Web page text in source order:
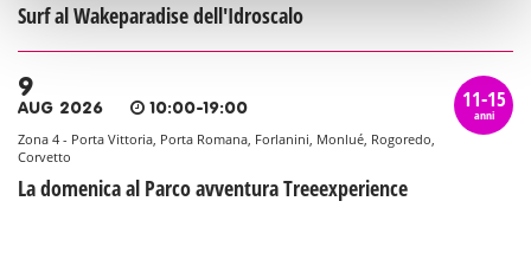
Surf al Wakeparadise dell'Idroscalo
9
AUG 2026 10:00-19:00
Zona 4 - Porta Vittoria, Porta Romana, Forlanini, Monlué, Rogoredo,
Corvetto
La domenica al Parco avventura Treeexperience
11-15
anni